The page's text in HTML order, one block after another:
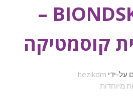
BIONDSKIN –
קוסמטיקה
על-ידי hezikdm
מיוחדות